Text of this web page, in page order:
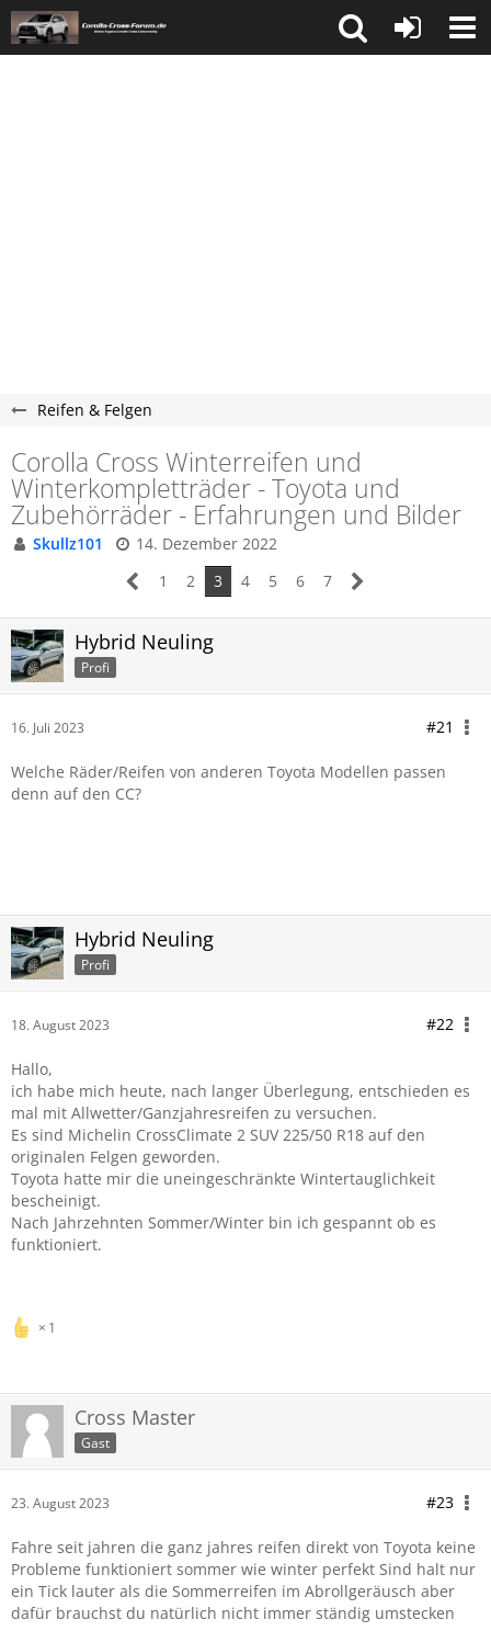
Reifen & Felgen
Corolla Cross Winterreifen und
Winterkompletträder - Toyota und
Zubehörräder - Erfahrungen und Bilder
Skullz101
14. Dezember 2022
1
2 3 4 5 6 7
Hybrid Neuling
Profi
16. Juli 2023 #21
Welche Räder/Reifen von anderen Toyota Modellen passen
denn auf den CC?
Hybrid Neuling
Profi
18. August 2023 #22
Hallo,
ich habe mich heute, nach langer Überlegung, entschieden es
mal mit Allwetter/Ganzjahresreifen zu versuchen.
Es sind Michelin CrossClimate 2 SUV 225/50 R18 auf den
originalen Felgen geworden.
Toyota hatte mir die uneingeschränkte Wintertauglichkeit
bescheinigt.
Nach Jahrzehnten Sommer/Winter bin ich gespannt ob es
funktioniert.
1
Cross Master
Gast
23. August 2023 #23
Fahre seit jahren die ganz jahres reifen direkt von Toyota keine
Probleme funktioniert sommer wie winter perfekt Sind halt nur
ein Tick lauter als die Sommerreifen im Abrollgeräusch aber
dafür brauchst du natürlich nicht immer ständig umstecken